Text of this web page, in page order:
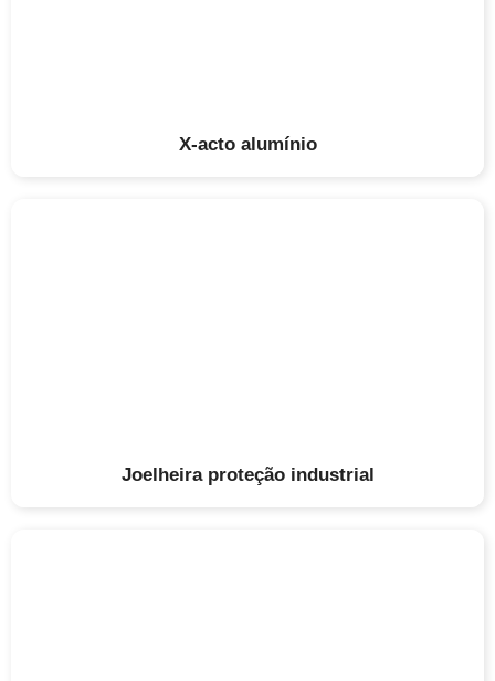
X-acto alumínio
Joelheira proteção industrial